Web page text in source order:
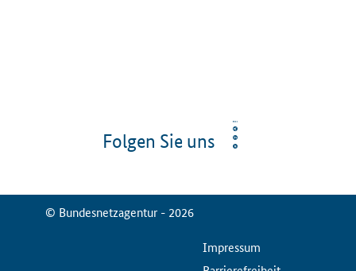
Folgen Sie uns
© Bundesnetzagentur - 2026
ServiceMenuImpressum